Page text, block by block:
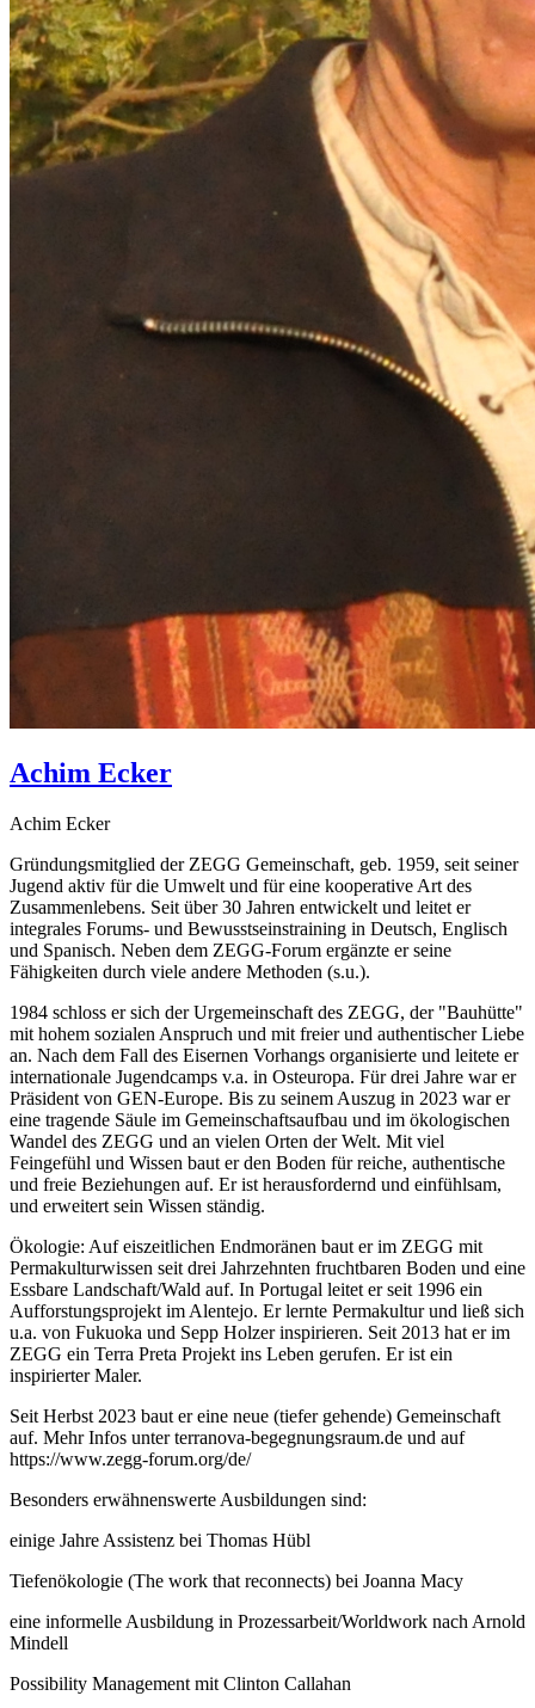
Achim Ecker
Achim Ecker
Gründungsmitglied der ZEGG Gemeinschaft, geb. 1959, seit seiner
Jugend aktiv für die Umwelt und für eine kooperative Art des
Zusammenlebens. Seit über 30 Jahren entwickelt und leitet er
integrales Forums- und Bewusstseinstraining in Deutsch, Englisch
und Spanisch. Neben dem ZEGG-Forum ergänzte er seine
Fähigkeiten durch viele andere Methoden (s.u.).
1984 schloss er sich der Urgemeinschaft des ZEGG, der "Bauhütte"
mit hohem sozialen Anspruch und mit freier und authentischer Liebe
an. Nach dem Fall des Eisernen Vorhangs organisierte und leitete er
internationale Jugendcamps v.a. in Osteuropa. Für drei Jahre war er
Präsident von GEN-Europe. Bis zu seinem Auszug in 2023 war er
eine tragende Säule im Gemeinschaftsaufbau und im ökologischen
Wandel des ZEGG und an vielen Orten der Welt. Mit viel
Feingefühl und Wissen baut er den Boden für reiche, authentische
und freie Beziehungen auf. Er ist herausfordernd und einfühlsam,
und erweitert sein Wissen ständig.
Ökologie: Auf eiszeitlichen Endmoränen baut er im ZEGG mit
Permakulturwissen seit drei Jahrzehnten fruchtbaren Boden und eine
Essbare Landschaft/Wald auf. In Portugal leitet er seit 1996 ein
Aufforstungsprojekt im Alentejo. Er lernte Permakultur und ließ sich
u.a. von Fukuoka und Sepp Holzer inspirieren. Seit 2013 hat er im
ZEGG ein Terra Preta Projekt ins Leben gerufen. Er ist ein
inspirierter Maler.
Seit Herbst 2023 baut er eine neue (tiefer gehende) Gemeinschaft
auf. Mehr Infos unter terranova-begegnungsraum.de und auf
https://www.zegg-forum.org/de/
Besonders erwähnenswerte Ausbildungen sind:
einige Jahre Assistenz bei Thomas Hübl
Tiefenökologie (The work that reconnects) bei Joanna Macy
eine informelle Ausbildung in Prozessarbeit/Worldwork nach Arnold
Mindell
Possibility Management mit Clinton Callahan